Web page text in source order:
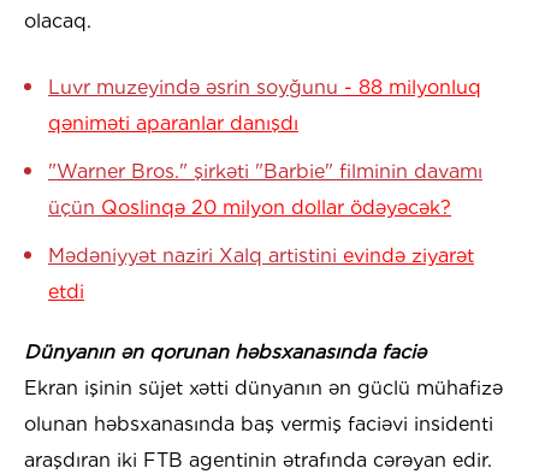
olacaq.
Luvr muzeyində əsrin soyğunu - 88 milyonluq
qəniməti aparanlar danışdı
"Warner Bros." şirkəti "Barbie" filminin davamı
üçün Qoslinqə 20 milyon dollar ödəyəcək?
Mədəniyyət naziri Xalq artistini evində ziyarət
etdi
Dünyanın ən qorunan həbsxanasında faciə
Ekran işinin süjet xətti dünyanın ən güclü mühafizə
olunan həbsxanasında baş vermiş faciəvi insidenti
araşdıran iki FTB agentinin ətrafında cərəyan edir.